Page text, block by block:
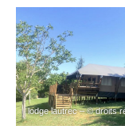
lodge lautrec – © droits